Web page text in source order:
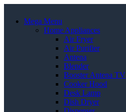
Mega Menu
Home Appliances
Air Fryer
Air Purifier
Antena
Blender
Booster Antena TV
Cooker Hood
Desk Lamp
Dish Dryer